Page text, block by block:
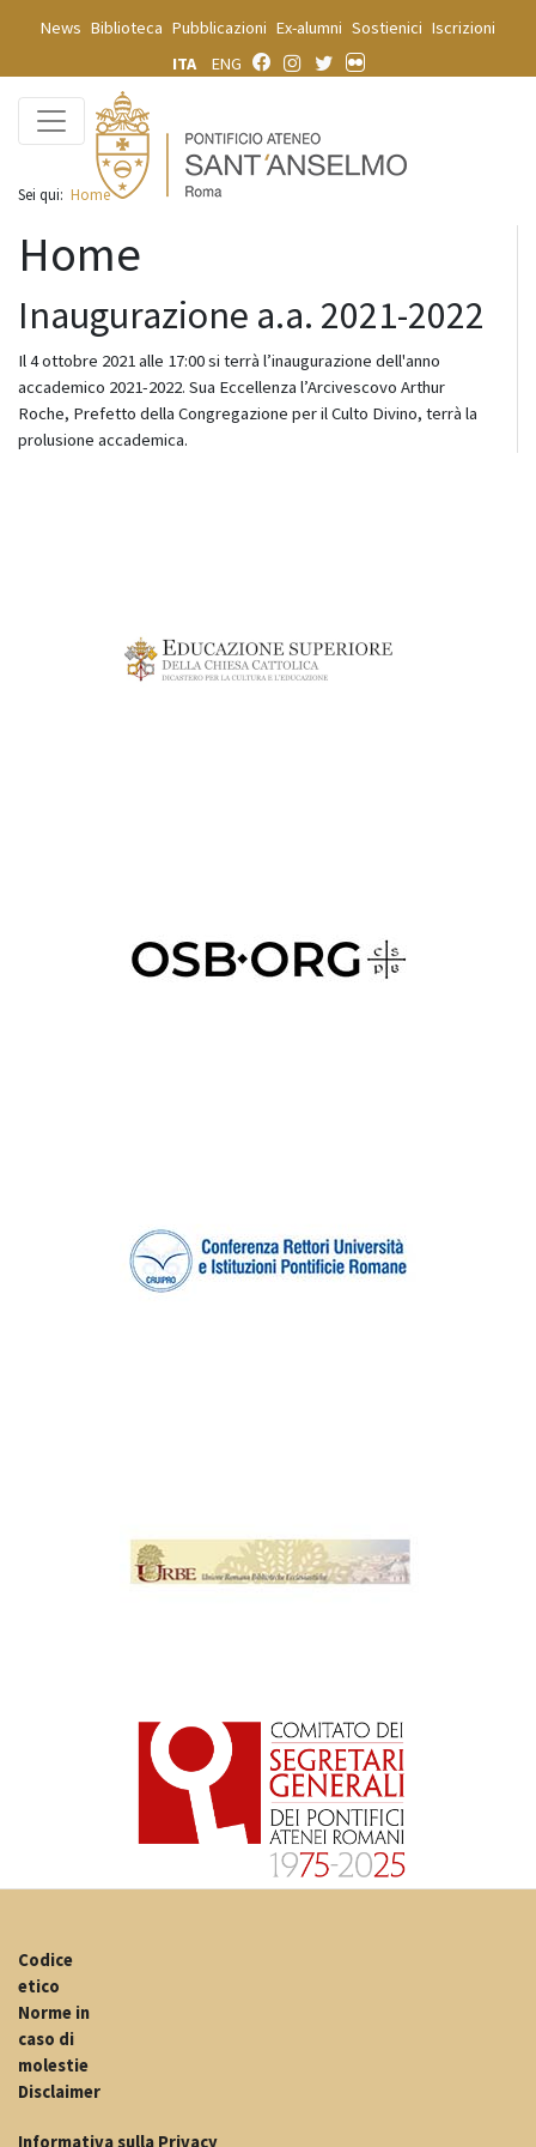
News Biblioteca Pubblicazioni Ex-alumni Sostienici Iscrizioni
ITA
ENG
Sei qui: Home
Home
Inaugurazione a.a. 2021-2022
Il 4 ottobre 2021 alle 17:00 si terrà l’inaugurazione dell'anno
accademico 2021-2022. Sua Eccellenza l’Arcivescovo Arthur
Roche, Prefetto della Congregazione per il Culto Divino, terrà la
prolusione accademica.
Codice
etico
Norme in
caso di
molestie
Disclaimer